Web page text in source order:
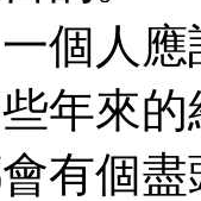
個人
年來
有個